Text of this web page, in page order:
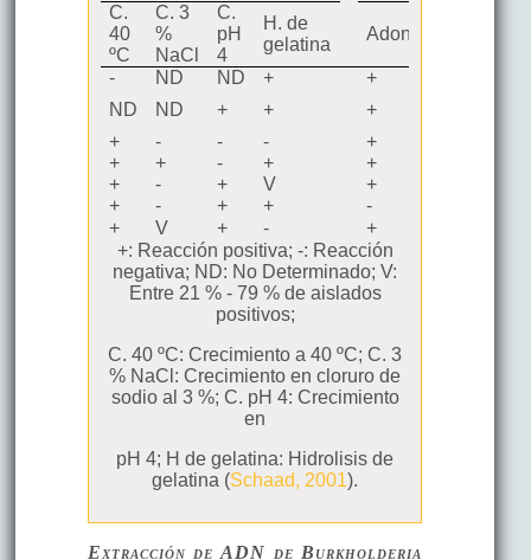
C.
40
ºC
C. 3
%
NaCl
C.
pH
4
H. de
gelatina
Adonitol
- ND ND + +
ND ND + + +
+ - - - +
+ + - + +
+ - + V +
+ - + + -
+ V + - +
+: Reacción positiva; -: Reacción
negativa; ND: No Determinado; V:
Entre 21 % - 79 % de aislados
positivos;
C. 40 ºC: Crecimiento a 40 ºC; C. 3
% NaCl: Crecimiento en cloruro de
sodio al 3 %; C. pH 4: Crecimiento
en
pH 4; H de gelatina: Hidrolisis de
gelatina (Schaad, 2001).
Extracción de ADN de Burkholderia